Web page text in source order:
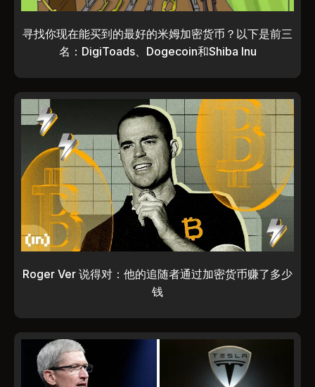
寻找你现在能买到的最好的米姆加密货币？以下是前三
名：DigiToads、Dogecoin和Shiba Inu
Roger Ver 说得对：他的追随者通过加密货币赚了多少
钱